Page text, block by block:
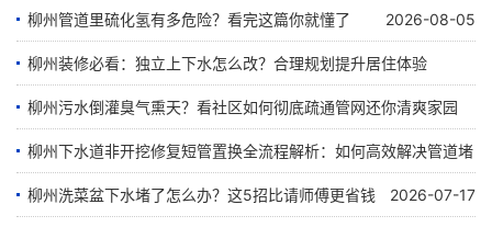
柳州管道里硫化氢有多危险？看完这篇你就懂了 2026-08-05
柳州装修必看：独立上下水怎么改？合理规划提升居住体验
2026-07-28
柳州污水倒灌臭气熏天？看社区如何彻底疏通管网还你清爽家园
2026-07-24
柳州下水道非开挖修复短管置换全流程解析：如何高效解决管道堵
塞难题
柳州洗菜盆下水堵了怎么办？这5招比请师傅更省钱 2026-07-17